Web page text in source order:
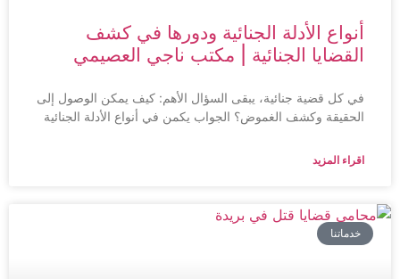
أنواع الأدلة الجنائية ودورها في كشف
القضايا الجنائية | مكتب ناجي العصيمي
في كل قضية جنائية، يبقى السؤال الأهم: كيف يمكن الوصول إلى
الحقيقة وكشف الغموض؟ الجواب يكمن في أنواع الأدلة الجنائية
اقراء المزيد
خدماتنا